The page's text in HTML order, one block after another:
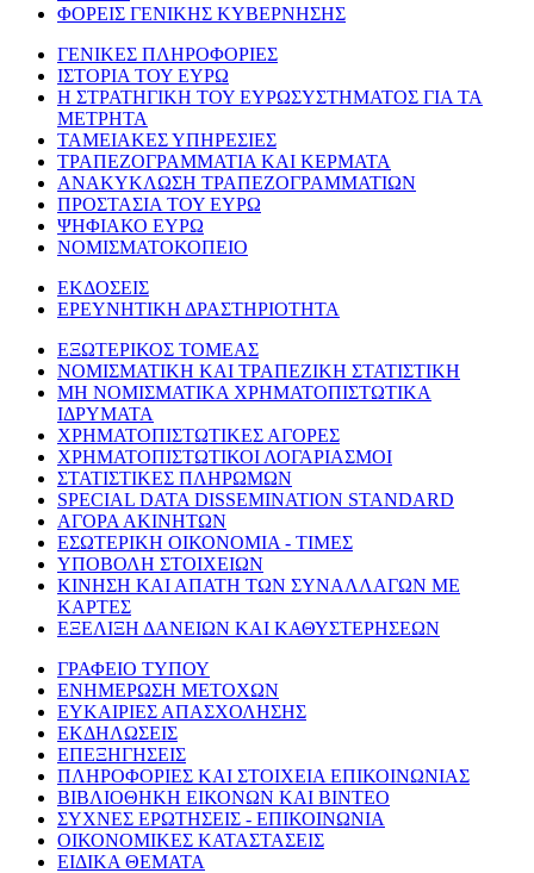
ΦΟΡΕΙΣ ΓΕΝΙΚΗΣ ΚΥΒΕΡΝΗΣΗΣ
ΓΕΝΙΚΕΣ ΠΛΗΡΟΦΟΡΙΕΣ
ΙΣΤΟΡΙΑ ΤΟΥ ΕΥΡΩ
Η ΣΤΡΑΤΗΓΙΚΗ ΤΟΥ ΕΥΡΩΣΥΣΤΗΜΑΤΟΣ ΓΙΑ ΤΑ
ΜΕΤΡΗΤΑ
ΤΑΜΕΙΑΚΕΣ ΥΠΗΡΕΣΙΕΣ
ΤΡΑΠΕΖΟΓΡΑΜΜΑΤΙΑ ΚΑΙ ΚΕΡΜΑΤΑ
ΑΝΑΚΥΚΛΩΣΗ ΤΡΑΠΕΖΟΓΡΑΜΜΑΤΙΩΝ
ΠΡΟΣΤΑΣΙΑ ΤΟΥ ΕΥΡΩ
ΨΗΦΙΑΚΟ ΕΥΡΩ
ΝΟΜΙΣΜΑΤΟΚΟΠΕΙΟ
ΕΚΔΟΣΕΙΣ
ΕΡΕΥΝΗΤΙΚΗ ΔΡΑΣΤΗΡΙΟΤΗΤΑ
ΕΞΩΤΕΡΙΚΟΣ ΤΟΜΕΑΣ
ΝΟΜΙΣΜΑΤΙΚΗ ΚΑΙ ΤΡΑΠΕΖΙΚΗ ΣΤΑΤΙΣΤΙΚΗ
ΜΗ ΝΟΜΙΣΜΑΤΙΚΑ ΧΡΗΜΑΤΟΠΙΣΤΩΤΙΚΑ
ΙΔΡΥΜΑΤΑ
ΧΡΗΜΑΤΟΠΙΣΤΩΤΙΚΕΣ ΑΓΟΡΕΣ
ΧΡΗΜΑΤΟΠΙΣΤΩΤΙΚΟΙ ΛΟΓΑΡΙΑΣΜΟΙ
ΣΤΑΤΙΣΤΙΚΕΣ ΠΛΗΡΩΜΩΝ
SPECIAL DATA DISSEMINATION STANDARD
ΑΓΟΡΑ ΑΚΙΝΗΤΩΝ
ΕΣΩΤΕΡΙΚΗ ΟΙΚΟΝΟΜΙΑ - ΤΙΜΕΣ
ΥΠΟΒΟΛΗ ΣΤΟΙΧΕΙΩΝ
ΚΙΝΗΣΗ ΚΑΙ ΑΠΑΤΗ ΤΩΝ ΣΥΝΑΛΛΑΓΩΝ ΜΕ
ΚΑΡΤΕΣ
ΕΞΕΛΙΞΗ ΔΑΝΕΙΩΝ ΚΑΙ ΚΑΘΥΣΤΕΡΗΣΕΩΝ
ΓΡΑΦΕΙΟ ΤΥΠΟΥ
ΕΝΗΜΕΡΩΣΗ ΜΕΤΟΧΩΝ
ΕΥΚΑΙΡΙΕΣ ΑΠΑΣΧΟΛΗΣΗΣ
ΕΚΔΗΛΩΣΕΙΣ
ΕΠΕΞΗΓΗΣΕΙΣ
ΠΛΗΡΟΦΟΡΙΕΣ ΚΑΙ ΣΤΟΙΧΕΙΑ ΕΠΙΚΟΙΝΩΝΙΑΣ
ΒΙΒΛΙΟΘΗΚΗ ΕΙΚΟΝΩΝ ΚΑΙ ΒΙΝΤΕΟ
ΣΥΧΝΕΣ ΕΡΩΤΗΣΕΙΣ - ΕΠΙΚΟΙΝΩΝΙΑ
ΟΙΚΟΝΟΜΙΚΕΣ ΚΑΤΑΣΤΑΣΕΙΣ
ΕΙΔΙΚΑ ΘΕΜΑΤΑ